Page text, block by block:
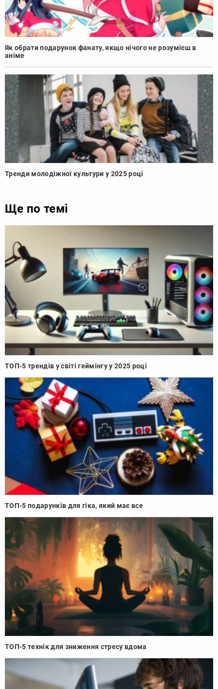
Як обрати подарунок фанату, якщо нічого не розумієш в
аніме
Тренди молодіжної культури у 2025 році
Ще по темі
ТОП-5 трендів у світі геймінгу у 2025 році
ТОП-5 подарунків для гіка, який має все
ТОП-5 технік для зниження стресу вдома